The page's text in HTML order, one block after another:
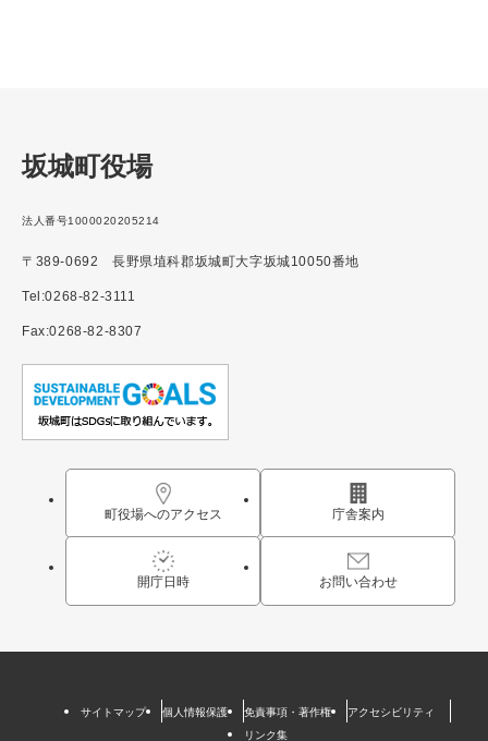
坂城町役場
法人番号1000020205214
〒389-0692 長野県埴科郡坂城町大字坂城10050番地
Tel:0268-82-3111
Fax:0268-82-8307
町役場へのアクセス 庁舎案内
開庁日時 お問い合わせ
サイトマップ 個人情報保護 免責事項・著作権
アクセシビリティ
リンク集